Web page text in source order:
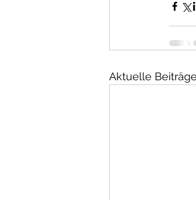
Aktuelle Beiträge